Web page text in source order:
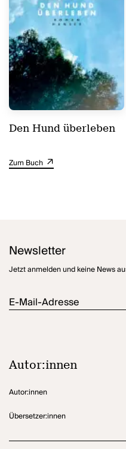
Den Hund überleben
Zum Buch
Newsletter
Jetzt anmelden und keine News
E-Mail-Adresse
Autor:innen
Autor:innen
Übersetzer:innen